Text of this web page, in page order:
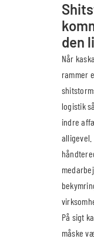
den
Når
rammer
logistik
indre
På sigt
måske